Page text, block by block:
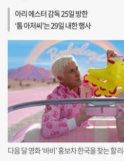
아리 에스터 감독 25일 방한
‘톰 아저씨’는 29일 내한 행사
다음 달 영화 ‘바비’ 홍보차 한국을 찾는 할